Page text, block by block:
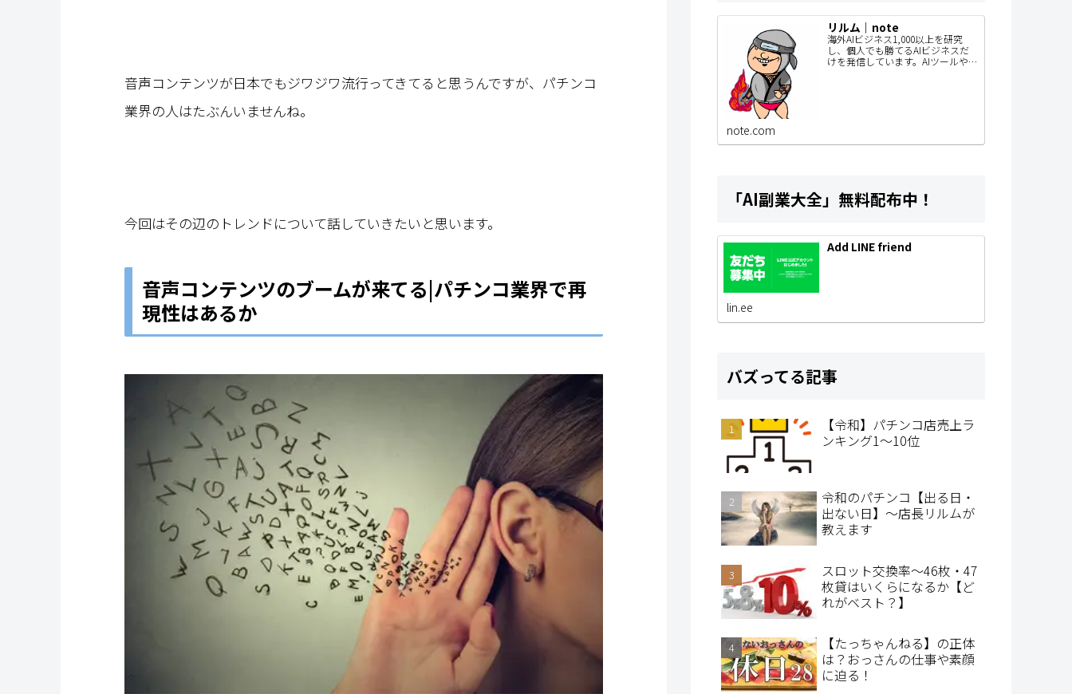
音声コンテンツが日本でもジワジワ流行ってきてると思うんですが、パチンコ
業界の人はたぶんいませんね。
今回はその辺のトレンドについて話していきたいと思います。
音声コンテンツのブームが来てる|パチンコ業界で再
現性はあるか
リルム｜note
海外AIビジネス1,000以上を研究
し、個人でも勝てるAIビジネスだ
けを発信しています。AIツールや
note.com
「AI副業大全」無料配布中！
Add LINE friend
lin.ee
バズってる記事
【令和】パチンコ店売上ラ
ンキング1～10位
令和のパチンコ【出る日・
出ない日】～店長リルムが
教えます
スロット交換率～46枚・47
枚貸はいくらになるか【ど
れがベスト？】
【たっちゃんねる】の正体
は？おっさんの仕事や素顔
に迫る！